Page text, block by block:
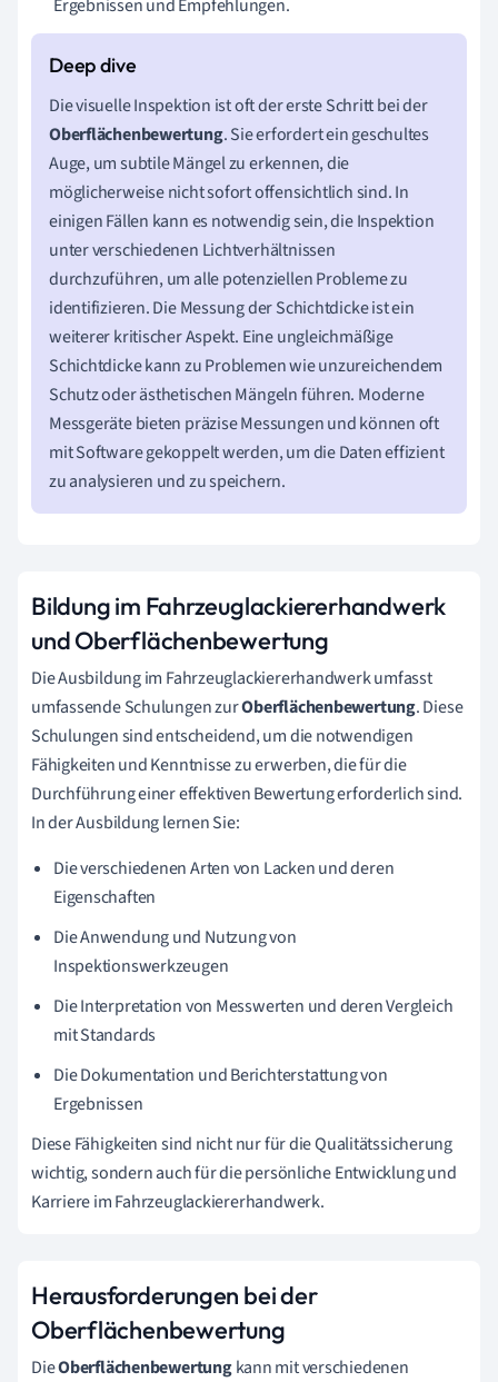
Ergebnissen und Empfehlungen.
Die visuelle Inspektion ist oft der erste Schritt bei der
Oberflächenbewertung. Sie erfordert ein geschultes
Auge, um subtile Mängel zu erkennen, die
möglicherweise nicht sofort offensichtlich sind. In
einigen Fällen kann es notwendig sein, die Inspektion
unter verschiedenen Lichtverhältnissen
durchzuführen, um alle potenziellen Probleme zu
identifizieren. Die Messung der Schichtdicke ist ein
weiterer kritischer Aspekt. Eine ungleichmäßige
Schichtdicke kann zu Problemen wie unzureichendem
Schutz oder ästhetischen Mängeln führen. Moderne
Messgeräte bieten präzise Messungen und können oft
mit Software gekoppelt werden, um die Daten effizient
zu analysieren und zu speichern.
Bildung im Fahrzeuglackiererhandwerk
und Oberflächenbewertung
Die Ausbildung im Fahrzeuglackiererhandwerk umfasst
umfassende Schulungen zurOberflächenbewertung. Diese
Schulungen sind entscheidend, um die notwendigen
Fähigkeiten und Kenntnisse zu erwerben, die für die
Durchführung einer effektiven Bewertung erforderlich sind.
In der Ausbildung lernen Sie:
Die verschiedenen Arten von Lacken und deren
Eigenschaften
Die Anwendung und Nutzung von
Inspektionswerkzeugen
Die Interpretation von Messwerten und deren Vergleich
mit Standards
Die Dokumentation und Berichterstattung von
Ergebnissen
Diese Fähigkeiten sind nicht nur für die Qualitätssicherung
wichtig, sondern auch für die persönliche Entwicklung und
Karriere im Fahrzeuglackiererhandwerk.
Herausforderungen bei der
Oberflächenbewertung
DieOberflächenbewertungkann mit verschiedenen